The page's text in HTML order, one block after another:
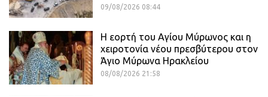
09/08/2026 08:44
Η εορτή του Αγίου Μύρωνος και η
χειροτονία νέου πρεσβύτερου στον
Άγιο Μύρωνα Ηρακλείου
08/08/2026 21:58